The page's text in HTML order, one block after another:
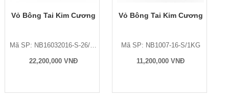
Vỏ Bông Tai Kim Cương
Mã SP: NB16032016-S-26/1KG
22,200,000 VNĐ
Vỏ Bông Tai Kim Cương
Mã SP: NB1007-16-S/1KG
11,200,000 VNĐ